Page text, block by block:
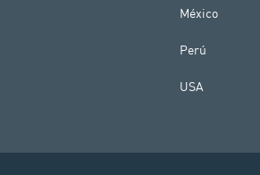
México
Perú
USA